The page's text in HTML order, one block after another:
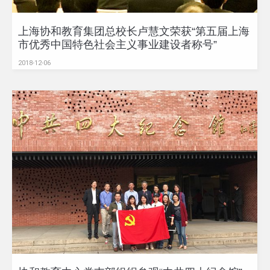
上海协和教育集团总校长卢慧文荣获“第五届上海
市优秀中国特色社会主义事业建设者称号”
2018-12-06